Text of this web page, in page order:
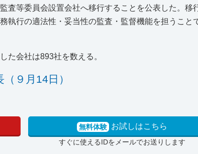
査等委員会設置会社へ移行することを公表した。移
執行の適法性・妥当性の監査・監督機能を担うこと
た会社は893社を数える。
９月14日）
無料体験 お試しはこちら
すぐに使えるIDをメールでお送りします